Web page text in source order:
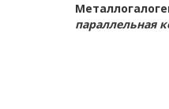
параллельная